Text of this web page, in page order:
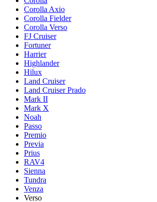
Corolla Axio
Corolla Fielder
Corolla Verso
FJ Cruiser
Fortuner
Harrier
Highlander
Hilux
Land Cruiser
Land Cruiser Prado
Mark II
Mark X
Noah
Passo
Premio
Previa
Prius
RAV4
Sienna
Tundra
Venza
Verso